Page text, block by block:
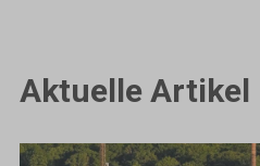
Aktuelle Artikel